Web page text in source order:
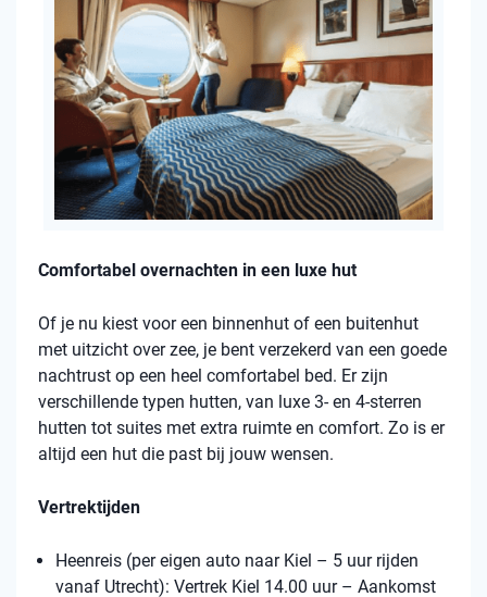
Comfortabel overnachten in een luxe hut
Of je nu kiest voor een binnenhut of een buitenhut
met uitzicht over zee, je bent verzekerd van een goede
nachtrust op een heel comfortabel bed. Er zijn
verschillende typen hutten, van luxe 3- en 4-sterren
hutten tot suites met extra ruimte en comfort. Zo is er
altijd een hut die past bij jouw wensen.
Vertrektijden
Heenreis (per eigen auto naar Kiel – 5 uur rijden
vanaf Utrecht): Vertrek Kiel 14.00 uur – Aankomst